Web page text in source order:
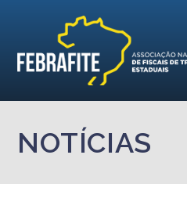
NOTÍCIAS